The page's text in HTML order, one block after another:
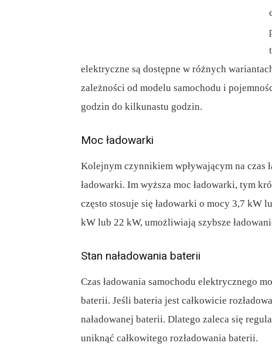
elektryczne są dostępne w różnych
zależności od modelu samochodu i
godzin do kilkunastu godzin.
Moc ładowarki
Kolejnym czynnikiem wpływającym na czas
ładowarki. Im wyższa moc ładowarki, tym
często stosuje się ładowarki o mocy 3,7 kW
kW lub 22 kW, umożliwiają szybsze
Stan naładowania baterii
Czas ładowania samochodu elektrycznego
baterii. Jeśli bateria jest całkowicie
naładowanej baterii. Dlatego zaleca się
uniknąć całkowitego rozładowania baterii.